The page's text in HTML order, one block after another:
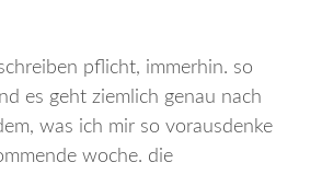
pflicht, immerhin. so
es geht ziemlich genau nach
was ich mir so vorausdenke
woche. die